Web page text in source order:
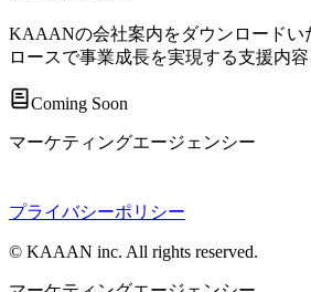
KAAANの会社案内をダウンロードい
ロースで事業成長を実現する支援内容
Coming Soon
マーケティングエージェンシー
プライバシーポリシー
© KAAAN inc. All rights reserved.